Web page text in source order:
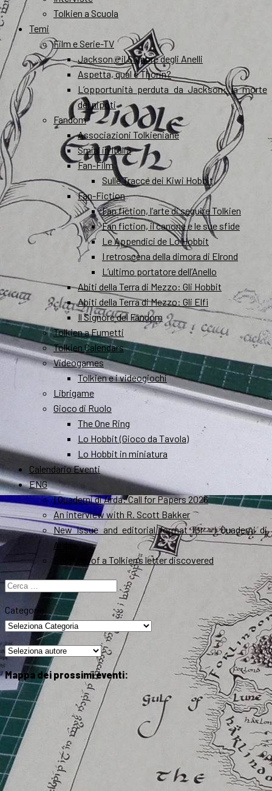
Tolkien a Scuola
Temi
Film e Serie-TV
Jackson e il Signore degli Anelli
Aspetta, qual è Thorin?
L’opportunità perduta da Jackson: la morte
dei nipoti
Fandom
Associazioni Tolkieniane
Smial in Italia
Fan-Film
Sulle Tracce dei Kiwi Hobbit
Fan-Fiction
Fan fiction, l’arte di seguire Tolkien
Fan fiction, il canone e le sue sfide
Le Appendici de Lo Hobbit
I retroscena della dimora di Elrond
L’ultimo portatore dell’Anello
Abiti della Terra di Mezzo: Gli Hobbit
Abiti della Terra di Mezzo: Gli Elfi
Il Signore del Fandom
Tolkien a Fumetti
Tolkien Calendars
Videogames
Tolkien e i videogiochi
Librigame
Gioco di Ruolo
The One Ring
Lo Hobbit (Gioco da Tavola)
Lo Hobbit in miniatura
Calendario Eventi
ENG
I Quaderni di Arda: Call for Papers 2026
An interview with R. Scott Bakker
New Issue and editorial format for «I Quaderni di
Arda»
Receiver of a Tolkien’s letter discovered
Ricerca
Categorie
Mappa dei prossimi eventi: